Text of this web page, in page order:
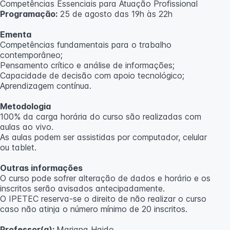
Competências Essenciais para Atuação Profissional
Programação:25 de agosto das 19h às 22h
Ementa
Competências fundamentais para o trabalho
contemporâneo;
Pensamento crítico e análise de informações;
Capacidade de decisão com apoio tecnológico;
Aprendizagem contínua.
Metodologia
100% da carga horária do curso são realizadas com
aulas ao vivo.
As aulas podem ser assistidas por computador, celular
ou tablet.
Outras informações
O curso pode sofrer alteração de dados e horário e os
inscritos serão avisados ​​antecipadamente.
O IPETEC reserva-se o direito de não realizar o curso
caso não atinja o número mínimo de 20 inscritos.